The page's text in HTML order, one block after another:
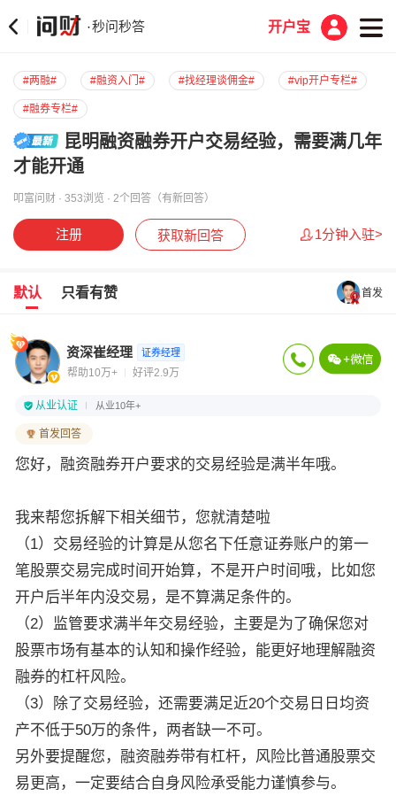
·秒问秒答 开户宝
#两融# #融资入门# #找经理谈佣金# #vip开户专栏#
#融券专栏#
昆明融资融券开户交易经验，需要满几年
才能开通
叩富问财 · 353浏览 · 2个回答（有新回答）
注册 获取新回答 1分钟入驻>
默认 只看有赞 首发
资深崔经理 证券经理
帮助10万+ 好评2.9万
从业认证 从业10年+
首发回答
您好，融资融券开户要求的交易经验是满半年哦。
我来帮您拆解下相关细节，您就清楚啦
（1）交易经验的计算是从您名下任意证券账户的第一
笔股票交易完成时间开始算，不是开户时间哦，比如您
开户后半年内没交易，是不算满足条件的。
（2）监管要求满半年交易经验，主要是为了确保您对
股票市场有基本的认知和操作经验，能更好地理解融资
融券的杠杆风险。
（3）除了交易经验，还需要满足近20个交易日日均资
产不低于50万的条件，两者缺一不可。
另外要提醒您，融资融券带有杠杆，风险比普通股票交
易更高，一定要结合自身风险承受能力谨慎参与。